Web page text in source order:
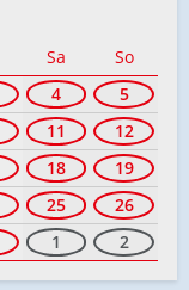
Sa
So
4
5
11
12
18
19
25
26
1 2